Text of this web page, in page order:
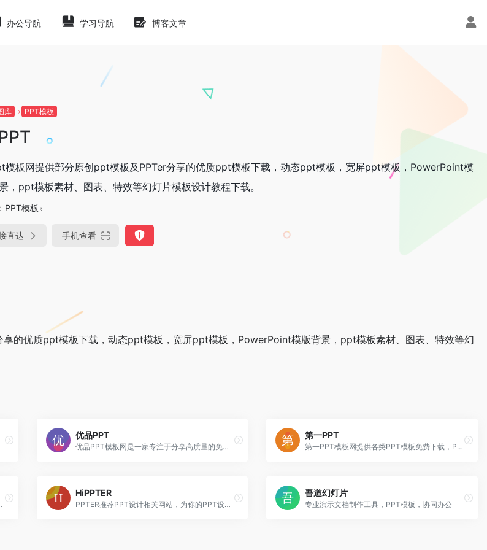
办公导航 学习导航 博客文章
库 PPT模板
模板网提供部分原创ppt模板及PPTer分享的优质ppt模板下载，动态ppt模板，宽屏ppt模板，PowerPoint模
，ppt模板素材、图表、特效等幻灯片模板设计教程下载。
PPT模板
直达 手机查看
的优质ppt模板下载，动态ppt模板，宽屏ppt模板，PowerPoint模版背景，ppt模板素材、图表、特效等幻
优品PPT
优品PPT模板网是一家专注于分享高质量的免费PPT模板下载网站，包括图表、背景图片、素材、教程等各类PPT资源。
第一PPT
第一PPT模板网提供各类PPT模板免费下载，PPT背景图片，PPT素材，PPT模板下载，PPT下载，幻灯片背景图片大全，幻灯片模板下载，幻灯片下载，幻灯片素材，PowerPoint模版免费下载，PowerPoint素材，PowerPoint背景，PowerPoint下载。
人博客网站。
HiPPTER
PPTER推荐PPT设计相关网站，为你的PPT设计提供创意灵感、配色方案、免费图片、优质图标、工具插件等
吾道幻灯片
专业演示文档制作工具，PPT模板，协同办公